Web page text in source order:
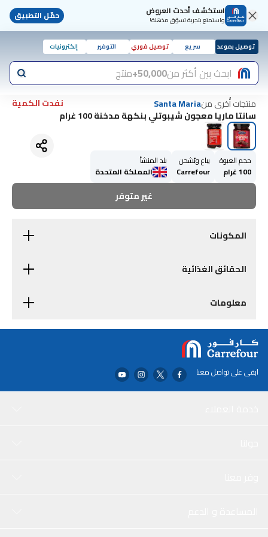
استكشف أحدث العروض
واستمتع بتجربة تسوّق مذهلة! حمّل التطبيق
توصيل بموعد سريع توصيل فوري التوفير إلكترونيات
ابحث بين أكثر من50,000+ منتج
منتجات أُخرى منSanta Maria
نفدت الكمية
سانتا ماريا معجون شيبوتلي بنكهة مدخنة 100 غرام
حجم العبوة
100 غرام
يباع ويُشحن
Carrefour
بلد المنشأ
المملكة المتحدة
غير متوفر
المكونات
الحقائق الغذائية
معلومات
ابقى على تواصل معنا